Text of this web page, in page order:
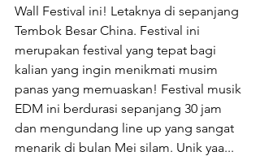
Wall Festival ini! Letaknya di sepanjang
Tembok Besar China. Festival ini
merupakan festival yang tepat bagi
kalian yang ingin menikmati musim
panas yang memuaskan! Festival musik
EDM ini berdurasi sepanjang 30 jam
dan mengundang line up yang sangat
menarik di bulan Mei silam. Unik yaa...